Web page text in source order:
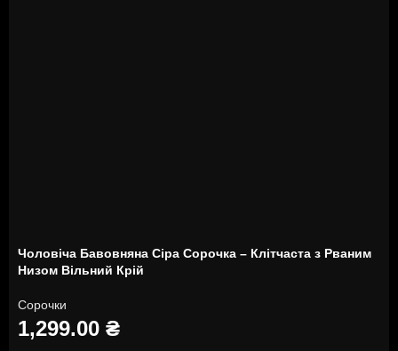
Чоловіча Бавовняна Сіра Сорочка – Клітчаста з Рваним
Низом Вільний Крій
Сорочки
1,299.00 ₴